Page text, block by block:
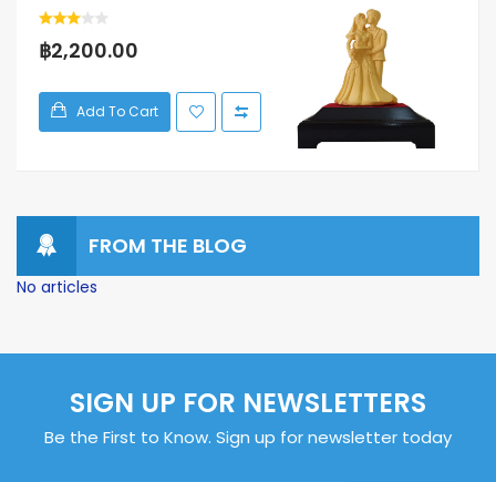
฿2,200.00
Add To Cart
FROM THE BLOG
No articles
SIGN UP FOR NEWSLETTERS
Be the First to Know. Sign up for newsletter today